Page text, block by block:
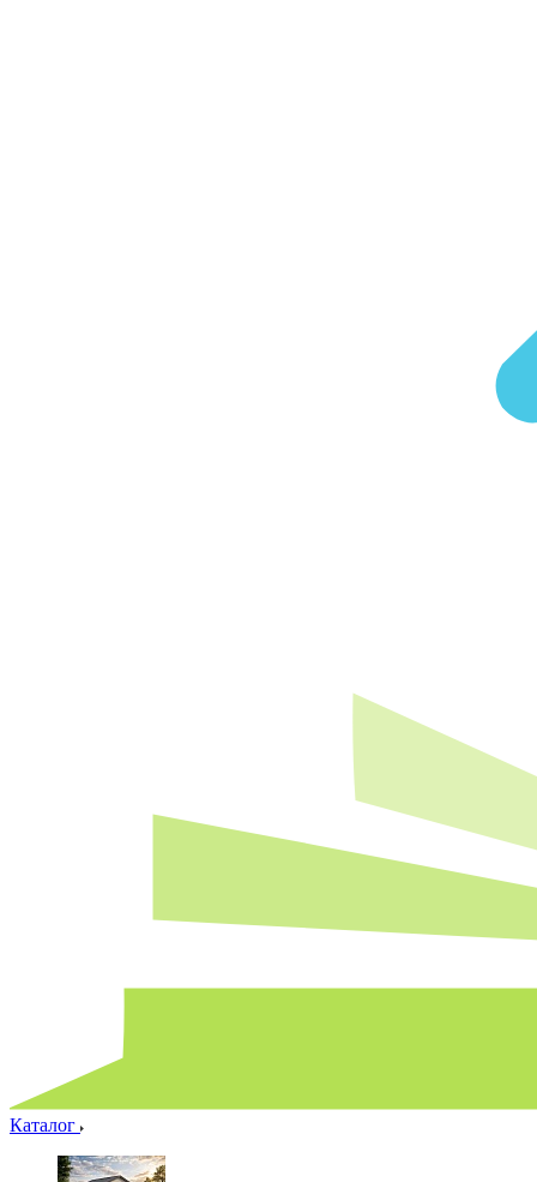
Каталог